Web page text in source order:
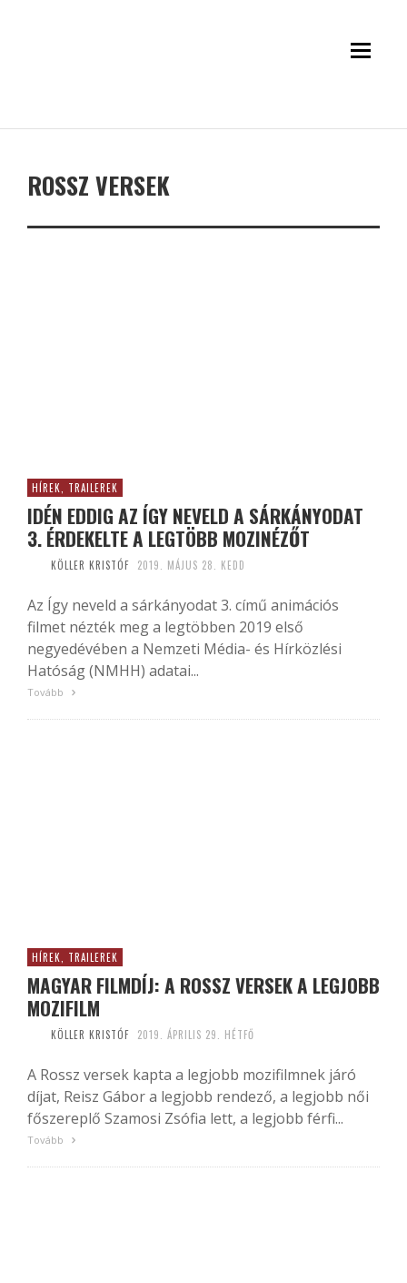
ROSSZ VERSEK
HÍREK, TRAILEREK
IDÉN EDDIG AZ ÍGY NEVELD A SÁRKÁNYODAT
3. ÉRDEKELTE A LEGTÖBB MOZINÉZŐT
KÖLLER KRISTÓF 2019. MÁJUS 28. KEDD
Az Így neveld a sárkányodat 3. című animációs
filmet nézték meg a legtöbben 2019 első
negyedévében a Nemzeti Média- és Hírközlési
Hatóság (NMHH) adatai...
Tovább
HÍREK, TRAILEREK
MAGYAR FILMDÍJ: A ROSSZ VERSEK A LEGJOBB
MOZIFILM
KÖLLER KRISTÓF 2019. ÁPRILIS 29. HÉTFŐ
A Rossz versek kapta a legjobb mozifilmnek járó
díjat, Reisz Gábor a legjobb rendező, a legjobb női
főszereplő Szamosi Zsófia lett, a legjobb férfi...
Tovább